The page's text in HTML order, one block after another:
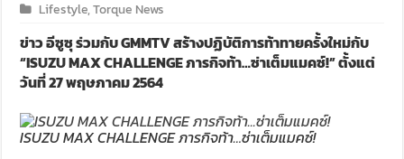
Lifestyle,Torque News
ข่าว อีซูซุ ร่วมกับ GMMTV สร้างปฏิบัติการท้าทายครั้งใหม่กับ
“ISUZU MAX CHALLENGE ภารกิจท้า…ซ่าเต็มแมคซ์!” ตั้งแต่
วันที่ 27 พฤษภาคม 2564
ISUZU MAX CHALLENGE ภารกิจท้า…ซ่าเต็มแมคซ์!